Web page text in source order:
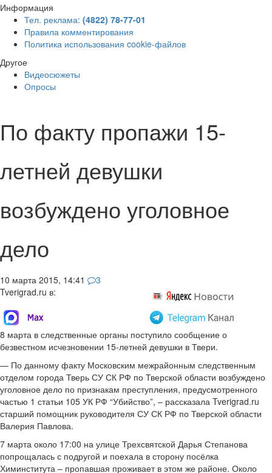
Информация
Тел. реклама: (4822) 78-77-01
Правила комментирования
Политика использования cookie-файлов
Другое
Видеосюжеты
Опросы
По факту пропажи 15-
летней девушки
возбуждено уголовное
дело
10 марта 2015, 14:41
3
Tverigrad.ru в:
8 марта в следственные органы поступило сообщение о
безвестном исчезновении 15-летней девушки в Твери.
— По данному факту Московским межрайонным следственным
отделом города Тверь СУ СК РФ по Тверской области возбуждено
уголовное дело по признакам преступления, предусмотренного
частью 1 статьи 105 УК РФ “Убийство”, – рассказала Tverigrad.ru
старший помощник руководителя СУ СК РФ по Тверской области
Валерия Павлова.
7 марта около 17:00 на улице Трехсвятской Дарья Степанова
попрощалась с подругой и поехала в сторону посёлка
Химинститута – пропавшая проживает в этом же районе. Около